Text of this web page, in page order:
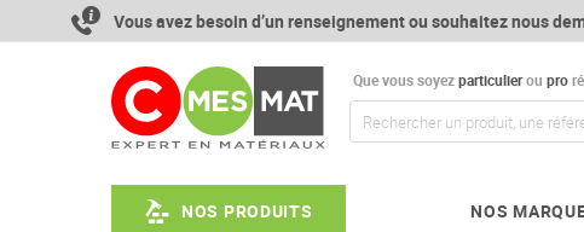
contenu
Vous avez besoin d’un renseignement ou souhaitez nous
Que vous soyezparticulierou pro
NOS PRODUITS NOS